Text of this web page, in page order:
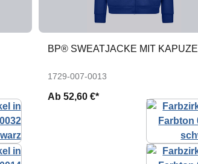
BP® SWEATJACKE MIT KAPUZE
1729-007-0013
Ab 52,60 €*